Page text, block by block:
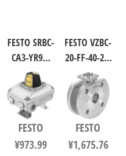
FESTO SRBC-
CA3-YR90-
MW-1-1WG-
C2-EX6 工业
自动化零
部件 规格1
8137093
FESTO
¥973.99
FESTO VZBC-
20-FF-40-22-
F0304-V4V4T
电磁阀/控
制阀 规格
20，行程
40mm
1692200
FESTO
¥1,675.76